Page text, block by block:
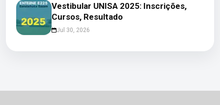
Vestibular UNISA 2025: Inscrições,
Cursos, Resultado
Jul 30, 2026